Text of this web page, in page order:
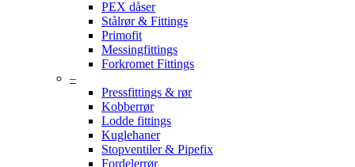
PEX dåser
Stålrør & Fittings
Primofit
Messingfittings
Forkromet Fittings
–
Pressfittings & rør
Kobberrør
Lodde fittings
Kuglehaner
Stopventiler & Pipefix
Fordelerrør